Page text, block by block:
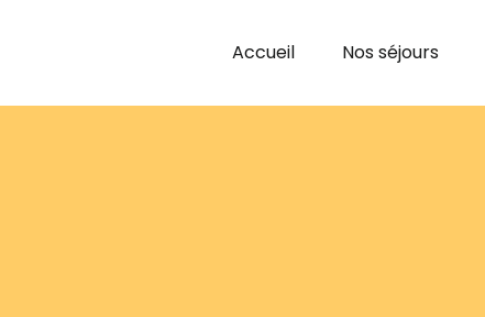
Accueil Nos séjours